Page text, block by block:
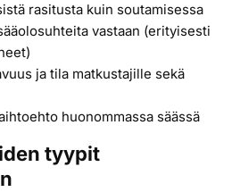
rasitusta kuin soutamisessa
vastaan (erityisesti
ja tila matkustajille sekä
huonommassa säässä
tyypit